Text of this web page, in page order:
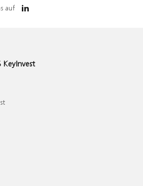
auf
KeyInvest